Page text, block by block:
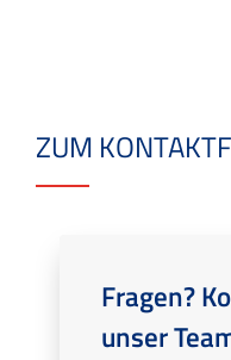
ZUM
Fragen?
unser